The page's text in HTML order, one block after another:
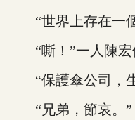
“世界上存在一個
“嘶！”一人陳宏
“保護傘公司，生
“兄弟，節哀。”